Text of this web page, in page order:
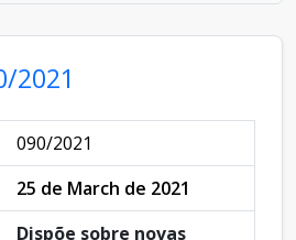
2021
090/2021
25 de March de 2021
Dispõe sobre novas